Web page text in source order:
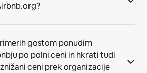
gostom ponudim
po polni ceni in hkrati tudi
ceni prek organizacije